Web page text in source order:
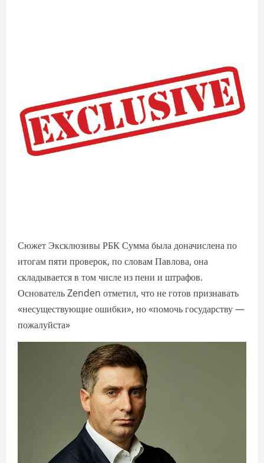
Сюжет Эксклюзивы РБК Сумма была доначислена по
итогам пяти проверок, по словам Павлова, она
складывается в том числе из пени и штрафов.
Основатель Zenden отметил, что не готов признавать
«несуществующие ошибки», но «помочь государству —
пожалуйста»